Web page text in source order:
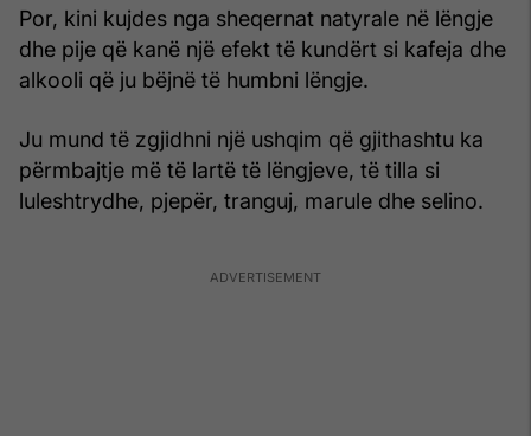
Por, kini kujdes nga sheqernat natyrale në lëngje
dhe pije që kanë një efekt të kundërt si kafeja dhe
alkooli që ju bëjnë të humbni lëngje.
Ju mund të zgjidhni një ushqim që gjithashtu ka
përmbajtje më të lartë të lëngjeve, të tilla si
luleshtrydhe, pjepër, tranguj, marule dhe selino.